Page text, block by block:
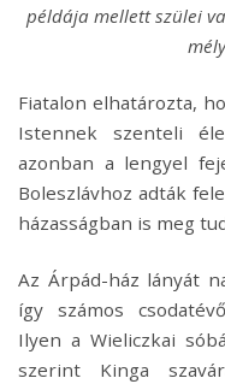
példája mellett szülei
Fiatalon elhatározta,
Istennek szenteli
azonban a lengyel
Boleszlávhoz adták
házasságban is meg
Az Árpád-ház lányát
így számos
Ilyen a Wieliczkai
szerint Kinga